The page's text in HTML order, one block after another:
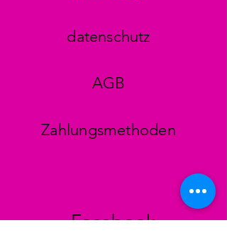
datenschutz
AGB
Zahlungsmethoden
Facebook